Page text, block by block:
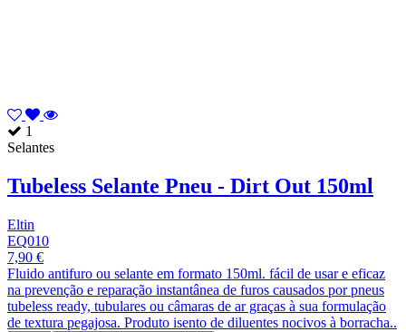
1
Selantes
Tubeless Selante Pneu - Dirt Out 150ml
Eltin
EQ010
7,90 €
Fluido antifuro ou selante em formato 150ml. fácil de usar e eficaz
na prevenção e reparação instantânea de furos causados por pneus
tubeless ready, tubulares ou câmaras de ar graças à sua formulação
de textura pegajosa. Produto isento de diluentes nocivos à borracha..